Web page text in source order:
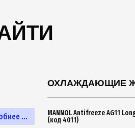
...
ОХЛАЖДАЮЩИЕ
MANNOL Antifreeze AG11
(код 4011)